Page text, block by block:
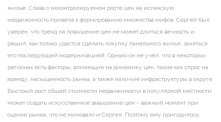
жильё. Слава о неконтролируемом росте цен на испанскую
недвижимость привела к формированию множества мифов. Сергей был
уверен, что тренд на повышение цен не может длиться вечность и
решил, как только удастся сделать покупку панельного жилья, заняться
его последующей модернизацией. Однако он не учёл, что в некоторых
регионах есть факторы, влияющие на динамику цен, такие как спрос на
аренду, насыщенность рынка, а также наличие инфраструктуры в округе.
Быстрый рост общей стоимости недвижимости в популярной местности
может создать искусственное завышение цен – важный момент при
оценке рынка, что не миновало и Сергея. Поэтому ему пригодилось